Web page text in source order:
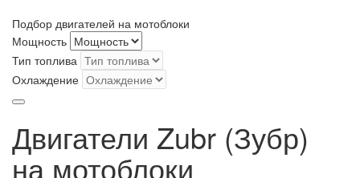
Подбор двигателей на мотоблоки
Мощность
Тип топлива
Охлаждение
Двигатели Zubr (Зубр)
на мотоблоки